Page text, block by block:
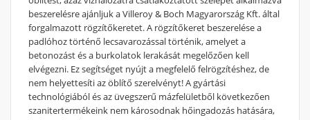
beszerelésre ajánljuk a Villeroy & Boch Magyarország Kft. által
forgalmazott rögzítőkeretet. A rögzítőkeret beszerelése a
padlóhoz történő lecsavarozással történik, amelyet a
betonozást és a burkolatok lerakását megelőzően kell
elvégezni. Ez segítséget nyújt a megfelelő felrögzítéshez, de
nem helyettesíti az öblítő szerelvényt! A gyártási
technológiából és az üvegszerű mázfelületből következően
szanitertermékeink nem károsodnak hőingadozás hatására,